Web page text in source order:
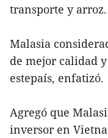
transporte y arroz.
Malasia
de mejor calidad
estepaís, enfatizó.
Agregó que
inversor en